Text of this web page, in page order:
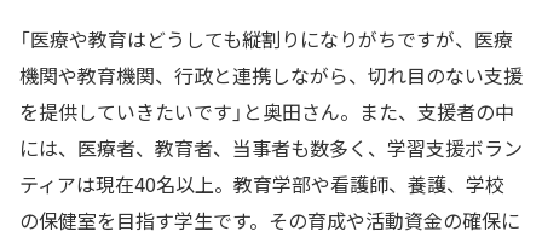
「医療や教育はどうしても縦割りになりがちですが、医療
機関や教育機関、行政と連携しながら、切れ目のない支援
を提供していきたいです」と奥田さん。また、支援者の中
には、医療者、教育者、当事者も数多く、学習支援ボラン
ティアは現在40名以上。教育学部や看護師、養護、学校
の保健室を目指す学生です。その育成や活動資金の確保に